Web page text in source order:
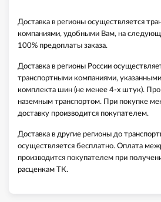
Доставка в регионы осуществляется
компаниями, удобными Вам, на
100% предоплаты заказа.
Доставка в регионы России
транспортными компаниями,
комплекта шин (не менее 4-х штук).
наземным транспортом. При покупке
доставку производится покупателем.
Доставка в другие регионы до
осуществляется бесплатно. Оплата
производится покупателем при
расценкам ТК.